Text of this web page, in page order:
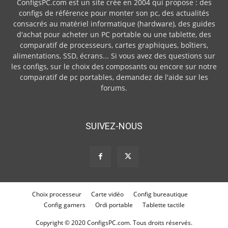
ConfigsPC.com est un site crée en 2004 qui propose : des
configs de référence pour monter son pc, des actualités
consacrés au matériel informatique (hardware), des guides
d'achat pour acheter un PC portable ou une tablette, des
comparatif de processeurs, cartes graphiques, boîtiers,
alimentations, SSD, écrans... Si vous avez des questions sur
les configs, sur le choix des composants ou encore sur notre
comparatif de pc portables, demandez de l'aide sur les
forums.
SUIVEZ-NOUS
Choix processeur Carte vidéo
Config bureautique
Config gamers
Ordi portable Tablette tactile
Copyright © 2020 ConfigsPC.com. Tous droits réservés.